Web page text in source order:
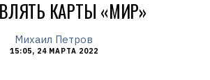
КАРТЫ «МИР»
Михаил Петров
15:05, 24 МАРТА 2022